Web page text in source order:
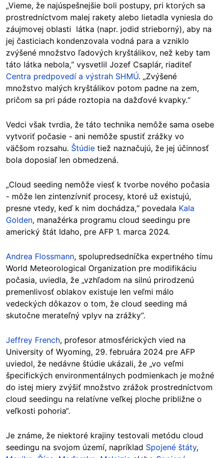
„Vieme, že najúspešnejšie boli postupy, pri ktorých sa
prostredníctvom malej rakety alebo lietadla vyniesla do
záujmovej oblasti látka (napr. jodid strieborný), aby na
jej časticiach kondenzovala vodná para a vzniklo
zvýšené množstvo ľadových kryštálikov, než keby tam
táto látka nebola,“ vysvetlil Jozef Csaplár, riaditeľ
Centra predpovedí a výstrah SHMÚ. „Zvýšené
množstvo malých kryštálikov potom padne na zem,
pričom sa pri páde roztopia na dažďové kvapky.“
Vedci však tvrdia, že táto technika nemôže sama osebe
vytvoriť počasie - ani nemôže spustiť zrážky vo
väčšom rozsahu. Štúdie tiež naznačujú, že jej účinnosť
bola doposiaľ len obmedzená.
„Cloud seeding nemôže viesť k tvorbe nového počasia
- môže len zintenzívniť procesy, ktoré už existujú,
presne vtedy, keď k nim dochádza,“ povedala Kala
Golden, manažérka programu cloud seedingu pre
americký štát Idaho, pre AFP 1. marca 2024.
Andrea Flossmann, spolupredsedníčka expertného tímu
World Meteorological Organization pre modifikáciu
počasia, uviedla, že „vzhľadom na silnú prirodzenú
premenlivosť oblakov existuje len veľmi málo
vedeckých dôkazov o tom, že cloud seeding má
skutočne merateľný vplyv na zrážky“.
Jeffrey French, profesor atmosférických vied na
University of Wyoming, 29. februára 2024 pre AFP
uviedol, že nedávne štúdie ukázali, že „vo veľmi
špecifických environmentálnych podmienkach je možné
do istej miery zvýšiť množstvo zrážok prostredníctvom
cloud seedingu na relatívne veľkej ploche približne o
veľkosti pohoria“.
Je známe, že niektoré krajiny testovali metódu cloud
seedingu na svojom území, napríklad Spojené štáty,